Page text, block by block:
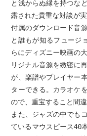
と浅からぬ縁を持つな
露された貴重な対談が
付属のダウンロード音
と誰もが知るフュージ
らにディズニー映画の
リジナル音源を緻密に
が、楽譜やプレイヤー
ターできる。カラオケ
ので、重宝すること間
また、ジャズの中でも
ているマウスピース40